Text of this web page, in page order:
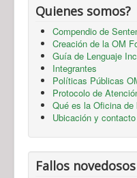
Quienes somos?
Compendio de
Creación de la OM
Guía de Lenguaje
Integrantes
Políticas Públicas
Protocolo de
Qué es la Oficina de
Ubicación y contacto
Fallos novedosos